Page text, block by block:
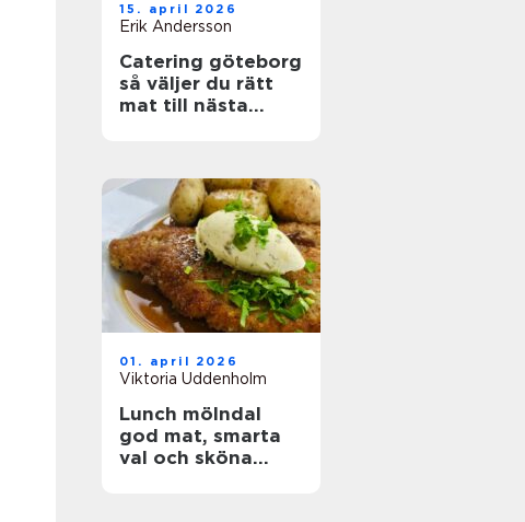
15. april 2026
Erik Andersson
Catering göteborg
så väljer du rätt
mat till nästa
01. april 2026
Viktoria Uddenholm
Lunch mölndal
god mat, smarta
val och sköna